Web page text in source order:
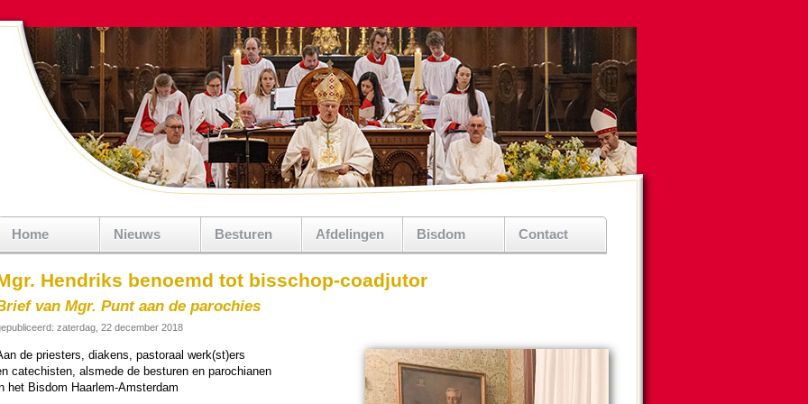
Home Nieuws Besturen Afdelingen Bisdom Contact
Hendriks benoemd tot bisschop-coadjutor
van Mgr. Punt aan de parochies
zaterdag, 22 december 2018
de pries­ters, diakens, pas­to­raal werk(st)ers
cate­chisten, alsmede de besturen en pa­ro­chi­anen
het Bisdom Haar­lem-Am­ster­dam